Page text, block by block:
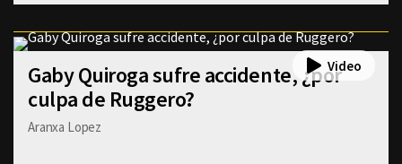
Gaby Quiroga sufre accidente, ¿por
culpa de Ruggero?
Aranxa Lopez